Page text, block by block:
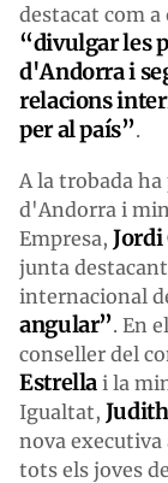
destacat com
“divulgar les
d'Andorra i
relacions
per al país”.
A la trobada
d'Andorra i
Empresa, Jordi
junta
internacional
angular”. En
conseller del
Estrella i la
Igualtat,
nova
tots els joves